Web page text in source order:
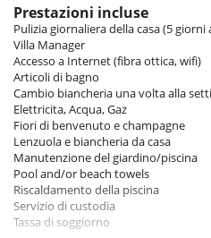
hair dryer.
Room 3 - D'amis 13m2 :
Room, direct access to the terrace.
160 cm. Bathroom ensuite, with
bathroom. This bedroom includes
hair dryer.
Room 4 - Annexe - studio 16m2 :
Room. This bedroom has 1 double
with 2 washbasins, bathtub,
bedroom includes also dressing
Prestazioni incluse
Pulizia giornaliera della casa (5
Villa Manager
Accesso a Internet (fibra ottica, wifi)
Articoli di bagno
Cambio biancheria una volta alla
Elettricita, Acqua, Gaz
Fiori di benvenuto e champagne
Lenzuola e biancheria da casa
Manutenzione del giardino/piscina
Pool and/or beach towels
Riscaldamento della piscina
Servizio di custodia
Tassa di soggiorno